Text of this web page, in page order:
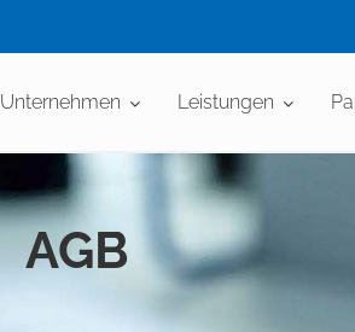
Unternehmen Leistungen
AGB